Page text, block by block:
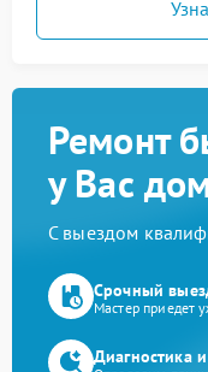
Ремонт
у Вас
С выездом
Срочный
Мастер приедет
Диагностика